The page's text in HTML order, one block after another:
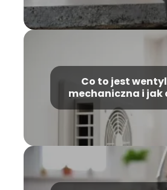
Co to jest
mechaniczna i jak